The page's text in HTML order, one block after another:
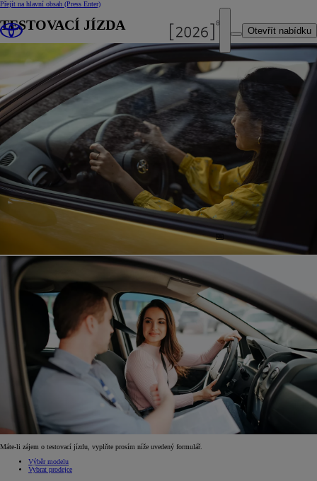
Přejít na hlavní obsah (Press Enter)
Otevřít nabídku
TESTOVACÍ JÍZDA
Máte-li zájem o testovací jízdu, vyplňte prosím níže uvedený formulář.
Výběr modelu
Vybrat prodejce